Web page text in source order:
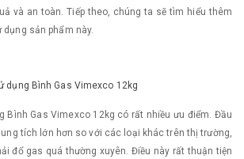
và an toàn. Tiếp theo, chúng ta sẽ tìm hiểu thêm
sản phẩm này.
dụng Bình Gas Vimexco 12kg
Bình Gas Vimexco 12kg có rất nhiều ưu điểm. Đầu
tích lớn hơn so với các loại khác trên thị trường,
đổ gas quá thường xuyên. Điều này rất thuận tiện